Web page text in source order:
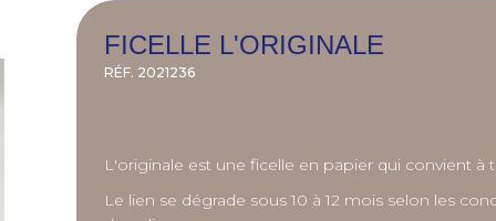
FICELLE L'ORIGINALE
RÉF. 2021236
L'originale est une ficelle en papier qui convient à
Le lien se dégrade sous 10 à 12 mois selon les